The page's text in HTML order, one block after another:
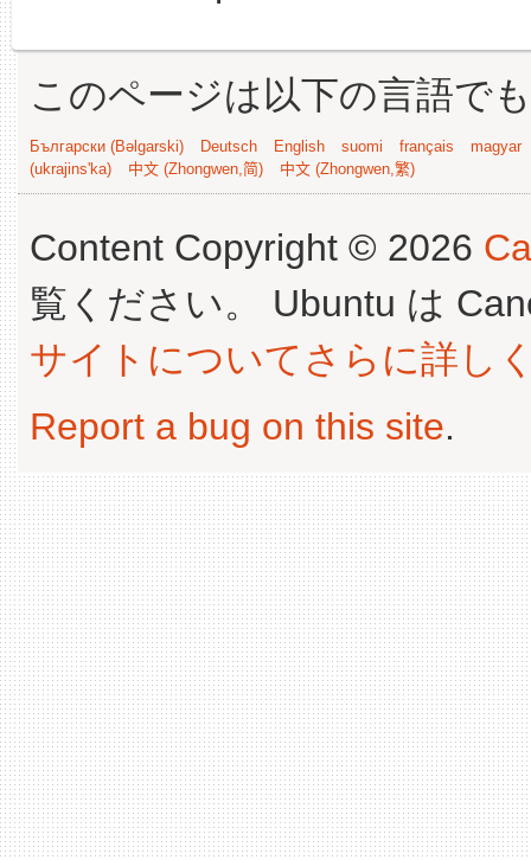
このページは以下の言語で
Български (Bəlgarski) Deutsch English suomi français
magyar
(ukrajins'ka)
中文 (Zhongwen,简) 中文 (Zhongwen,繁)
Content Copyright © 2026
覧ください。 Ubuntu は
サイトについてさらに詳し
Report a bug on this site.